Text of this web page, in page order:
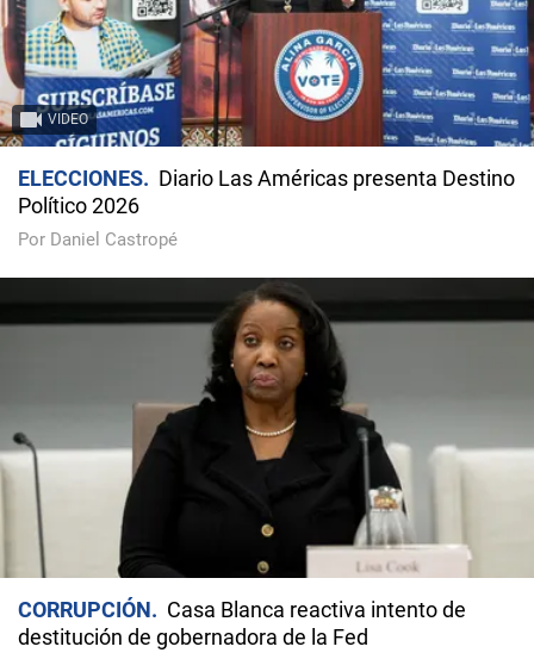
VIDEO
ELECCIONES
Diario Las Américas presenta Destino
Político 2026
Por Daniel Castropé
CORRUPCIÓN
Casa Blanca reactiva intento de
destitución de gobernadora de la Fed